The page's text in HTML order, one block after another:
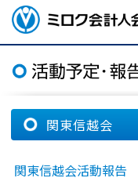
ミロク会計人会 MIROKU
ACCOUNTING PERSON
ASSOCIATION
関東信越会
関東信越会活動報告